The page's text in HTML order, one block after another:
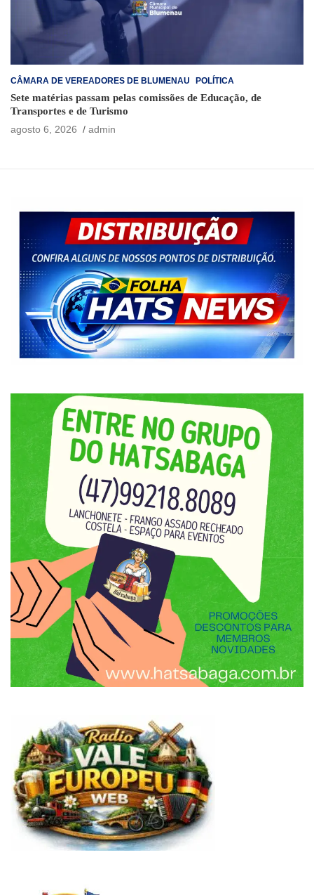
CÂMARA DE VEREADORES DE BLUMENAU POLÍTICA
Sete matérias passam pelas comissões de Educação, de
Transportes e de Turismo
agosto 6, 2026
admin